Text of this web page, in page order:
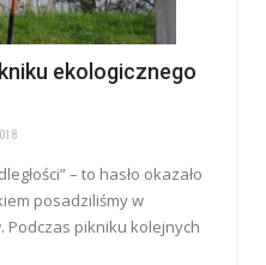
ekologicznego
– to hasło okazało
posadziliśmy w
Podczas pikniku kolejnych